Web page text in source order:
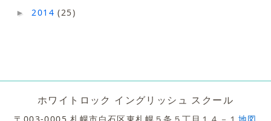
► 2014(25)
ホワイトロック イングリッシュ スクール